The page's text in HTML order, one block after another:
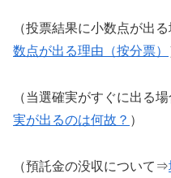
（投票結果に小数点が出
数点が出る理由（按分票）
（当選確実がすぐに出る
実が出るのは何故？ ）
（預託金の没収について⇒